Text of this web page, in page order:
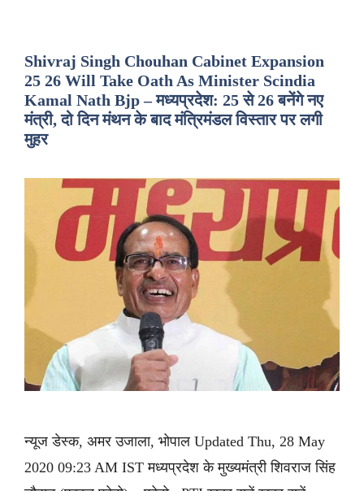
Shivraj Singh Chouhan Cabinet Expansion
25 26 Will Take Oath As Minister Scindia
Kamal Nath Bjp – मध्यप्रदेश: 25 से 26 बनेंगे नए
मंत्री, दो दिन मंथन के बाद मंत्रिमंडल विस्तार पर लगी
मुहर
न्यूज डेस्क, अमर उजाला, भोपाल Updated Thu, 28 May
2020 09:23 AM IST मध्यप्रदेश के मुख्यमंत्री शिवराज सिंह